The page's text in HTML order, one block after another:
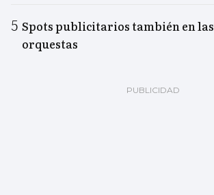
Spots publicitarios también en las
orquestas